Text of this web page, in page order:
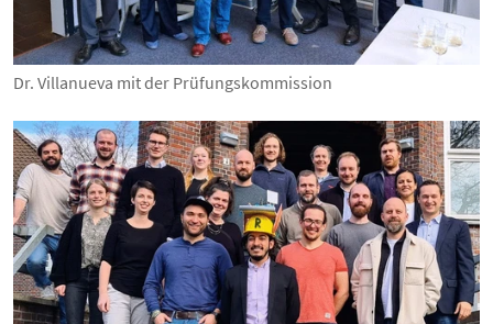
Dr. Villanueva mit der Prüfungskommission